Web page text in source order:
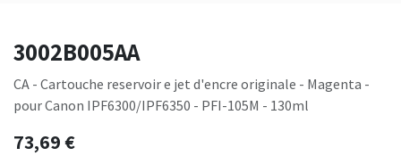
3002B005AA
CA - Cartouche reservoir e jet d'encre originale - Magenta -
pour Canon IPF6300/IPF6350 - PFI-105M - 130ml
73,69€